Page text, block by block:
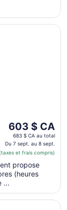
Le
prix
est
de 603 $ CA
par
nuit
du 7
sept.
603 $ CA
683 $ CA au total
Du 7 sept. au 8 sept.
(taxes et frais compris)
propose
(heures
...